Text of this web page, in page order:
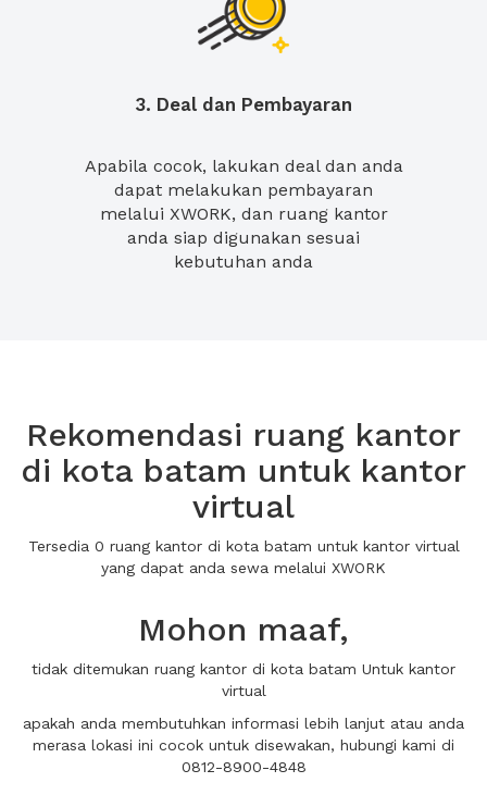
3. Deal dan Pembayaran
Apabila cocok, lakukan deal dan anda
dapat melakukan pembayaran
melalui XWORK, dan ruang kantor
anda siap digunakan sesuai
kebutuhan anda
Rekomendasi ruang kantor
di kota batam untuk kantor
virtual
Tersedia 0 ruang kantor di kota batam untuk kantor virtual
yang dapat anda sewa melalui XWORK
Mohon maaf,
tidak ditemukan ruang kantor di kota batam Untuk kantor
virtual
apakah anda membutuhkan informasi lebih lanjut atau anda
merasa lokasi ini cocok untuk disewakan, hubungi kami di
0812-8900-4848